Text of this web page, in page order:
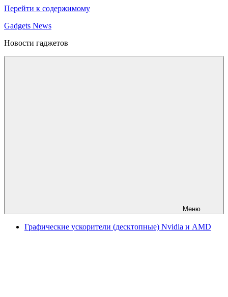
Перейти к содержимому
Gadgets News
Новости гаджетов
Меню
Графические ускорители (десктопные) Nvidia и AMD